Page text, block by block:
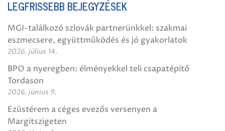
LEGFRISSEBB BEJEGYZÉSEK
MGI-találkozó szlovák partnerünkkel: szakmai
eszmecsere, együttműködés és jó gyakorlatok
2026. július 14.
BPO a nyeregben: élményekkel teli csapatépítő
Tordason
2026. június 9.
Ezüstérem a céges evezős versenyen a
Margitszigeten